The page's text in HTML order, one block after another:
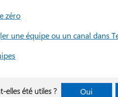
zéro
une équipe ou un canal dans
elles été utiles ? Oui